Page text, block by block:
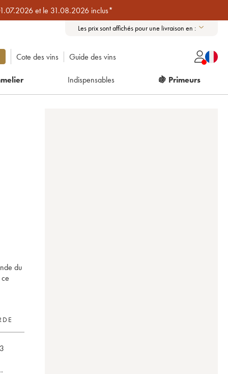
et le 31.08.2026 inclus*
Les prix sont affichés pour une livraison en :
Cote des vins Guide des vins
Indispensables 🍇 Primeurs
du
3